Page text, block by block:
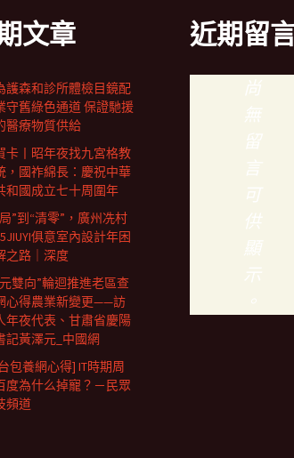
文章
護森和診所體檢目鏡配
守舊綠色通道 保證馳援
醫療物質供給
卡丨昭年夜找九宮格教
，國祚綿長：慶祝中華
和國成立七十周圍年
”到“清零”，廣州冼村
俱意室內設計年困
之路｜深度
雙向”輪迴推進老區查
心得農業新變更——訪
年夜代表、甘肅省慶陽
記黃澤元_中國網
包養網心得] IT時期周
度為什么掉寵？－民眾
頻道
近期留
尚
無
留
言
可
供
顯
示
。